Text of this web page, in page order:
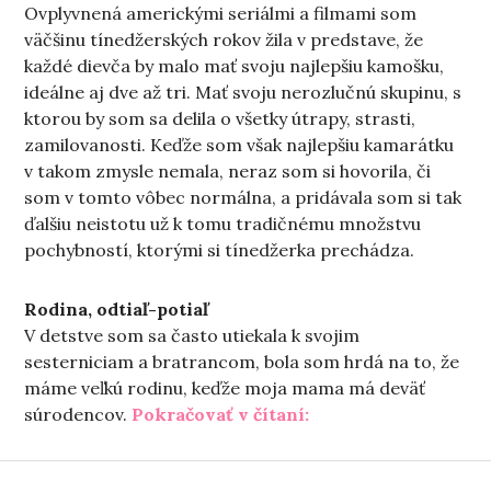
Ovplyvnená americkými seriálmi a filmami som
väčšinu tínedžerských rokov žila v predstave, že
každé dievča by malo mať svoju najlepšiu kamošku,
ideálne aj dve až tri. Mať svoju nerozlučnú skupinu, s
ktorou by som sa delila o všetky útrapy, strasti,
zamilovanosti. Keďže som však najlepšiu kamarátku
v takom zmysle nemala, neraz som si hovorila, či
som v tomto vôbec normálna, a pridávala som si tak
ďalšiu neistotu už k tomu tradičnému množstvu
pochybností, ktorými si tínedžerka prechádza.
Rodina, odtiaľ-potiaľ
V detstve som sa často utiekala k svojim
sesterniciam a bratrancom, bola som hrdá na to, že
máme veľkú rodinu, keďže moja mama má deväť
súrodencov. Pokračovať v čítaní:„O hľadaní tej